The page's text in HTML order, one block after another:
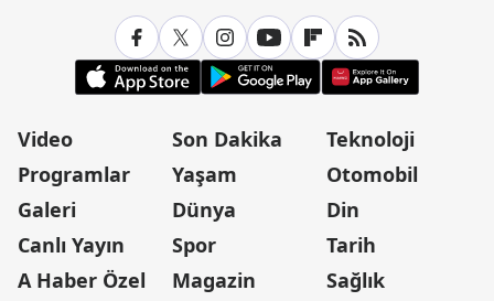
Video
Programlar
Galeri
Canlı Yayın
A Haber Özel
Son Dakika
Yaşam
Dünya
Spor
Magazin
Teknoloji
Otomobil
Din
Tarih
Sağlık